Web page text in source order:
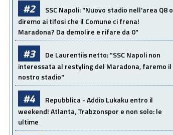
#2
SSC Napoli: "Nuovo stadio nell'area Q8 o
diremo ai tifosi che il Comune ci frena!
Maradona? Da demolire e rifare da 0"
#3
De Laurentiis netto: "SSC Napoli non
interessata al restyling del Maradona, faremo il
nostro stadio"
#4
Repubblica - Addio Lukaku entro il
weekend! Atlanta, Trabzonspor e non solo: le
ultime